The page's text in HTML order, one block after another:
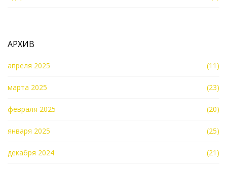
АРХИВ
апреля 2025 (11)
марта 2025 (23)
февраля 2025 (20)
января 2025 (25)
декабря 2024 (21)